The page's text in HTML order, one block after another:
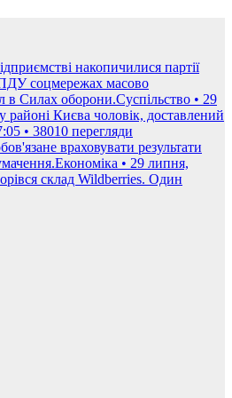
накопичилися партії
соцмережах масово
в Силах оборони.Суспільство • 29
Києва чоловік, доставлений
• 38010 перегляди
враховувати результати
• 29 липня,
склад Wildberries. Один